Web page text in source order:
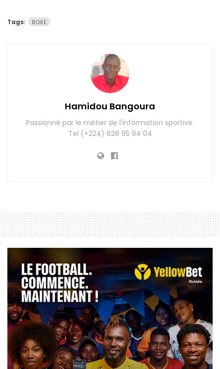
Tags: BOXE
Hamidou Bangoura
Passionné par le métier de l'information sportive.
Tel (+224) 628 95 94 04